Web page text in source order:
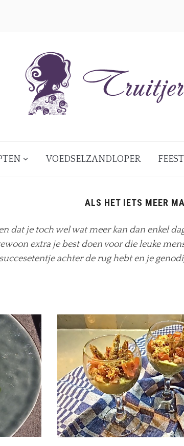
VOEDSELZANDLOPER
ALS HET IETS MEER
dat je toch wel wat meer kan dan enkel
extra je best doen voor die leuke
achter de rug hebt en je